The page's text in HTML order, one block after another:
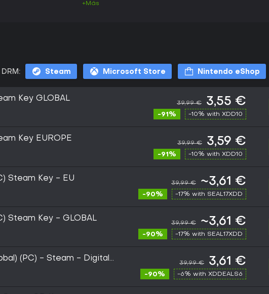
+Más
DRM: Steam Microsoft Store Nintendo eShop
Key GLOBAL
39,99 € 3,55 €
-91% -10% with XDD10
Key EUROPE
39,99 € 3,59 €
-91% -10% with XDD10
Steam Key - EU
39,99 € ~3,61 €
-90% -17% with SEAL17XDD
Steam Key - GLOBAL
39,99 € ~3,61 €
-90% -17% with SEAL17XDD
(PC) - Steam - Digital
39,99 € 3,61 €
-90% -6% with XDDEALS6